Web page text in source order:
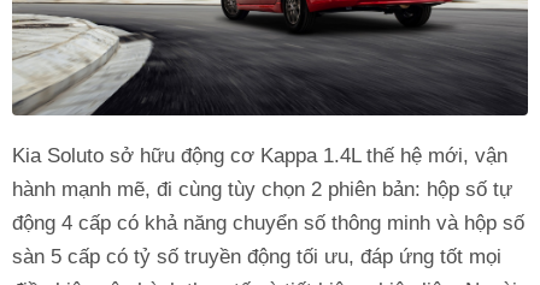
Kia Soluto sở hữu động cơ Kappa 1.4L thế hệ mới, vận
hành mạnh mẽ, đi cùng tùy chọn 2 phiên bản: hộp số tự
động 4 cấp có khả năng chuyển số thông minh và hộp số
sàn 5 cấp có tỷ số truyền động tối ưu, đáp ứng tốt mọi